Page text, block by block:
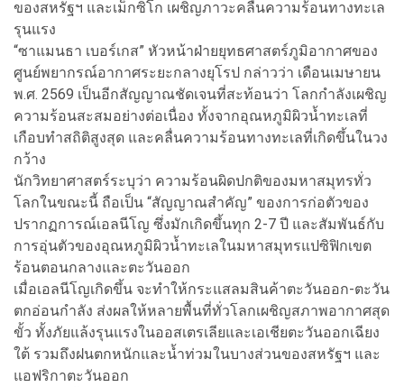
ของสหรัฐฯ และเม็กซิโก เผชิญภาวะคลื่นความร้อนทางทะเล
รุนแรง
“ซาแมนธา เบอร์เกส” หัวหน้าฝ่ายยุทธศาสตร์ภูมิอากาศของ
ศูนย์พยากรณ์อากาศระยะกลางยุโรป กล่าวว่า เดือนเมษายน
พ.ศ. 2569 เป็นอีกสัญญาณชัดเจนที่สะท้อนว่า โลกกำลังเผชิญ
ความร้อนสะสมอย่างต่อเนื่อง ทั้งจากอุณหภูมิผิวน้ำทะเลที่
เกือบทำสถิติสูงสุด และคลื่นความร้อนทางทะเลที่เกิดขึ้นในวง
กว้าง
นักวิทยาศาสตร์ระบุว่า ความร้อนผิดปกติของมหาสมุทรทั่ว
โลกในขณะนี้ ถือเป็น “สัญญาณสำคัญ” ของการก่อตัวของ
ปรากฏการณ์เอลนีโญ ซึ่งมักเกิดขึ้นทุก 2-7 ปี และสัมพันธ์กับ
การอุ่นตัวของอุณหภูมิผิวน้ำทะเลในมหาสมุทรแปซิฟิกเขต
ร้อนตอนกลางและตะวันออก
เมื่อเอลนีโญเกิดขึ้น จะทำให้กระแสลมสินค้าตะวันออก-ตะวัน
ตกอ่อนกำลัง ส่งผลให้หลายพื้นที่ทั่วโลกเผชิญสภาพอากาศสุด
ขั้ว ทั้งภัยแล้งรุนแรงในออสเตรเลียและเอเชียตะวันออกเฉียง
ใต้ รวมถึงฝนตกหนักและน้ำท่วมในบางส่วนของสหรัฐฯ และ
แอฟริกาตะวันออก